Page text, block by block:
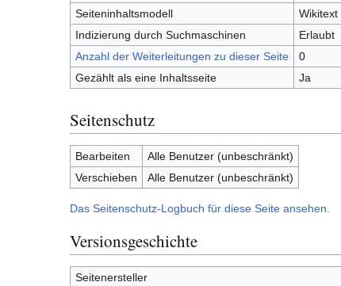
Seiteninhaltsmodell
Wikitext
Indizierung durch Suchmaschinen
Erlaubt
Anzahl der Weiterleitungen zu dieser Seite
0
Gezählt als eine Inhaltsseite
Ja
Seitenschutz
Bearbeiten
Alle Benutzer (unbeschränkt)
Verschieben
Alle Benutzer (unbeschränkt)
Das Seitenschutz-Logbuch für diese Seite ansehen.
Versionsgeschichte
Seitenersteller